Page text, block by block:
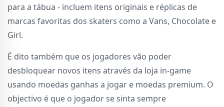
para a tábua - incluem itens originais e réplicas de
marcas favoritas dos skaters como a Vans, Chocolate e
Girl.
É dito também que os jogadores vão poder
desbloquear novos itens através da loja in-game
usando moedas ganhas a jogar e moedas premium. O
objectivo é que o jogador se sinta sempre